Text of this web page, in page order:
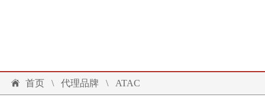
首页 \ 代理品牌 \ ATAC